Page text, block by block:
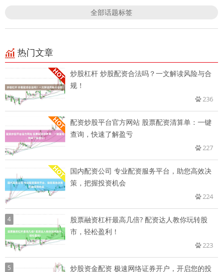
全部话题标签
热门文章
炒股杠杆 炒股配资合法吗？一文解读风险与合
规！
236
配资炒股平台官方网站 股票配资清算单：一键
查询，快速了解盈亏
227
国内配资公司 专业配资服务平台，助您高效决
策，把握投资机会
224
4
股票融资杠杆最高几倍? 配资达人教你玩转股
市，轻松盈利！
223
5 炒股资金配资 极速网络证券开户，开启您的投